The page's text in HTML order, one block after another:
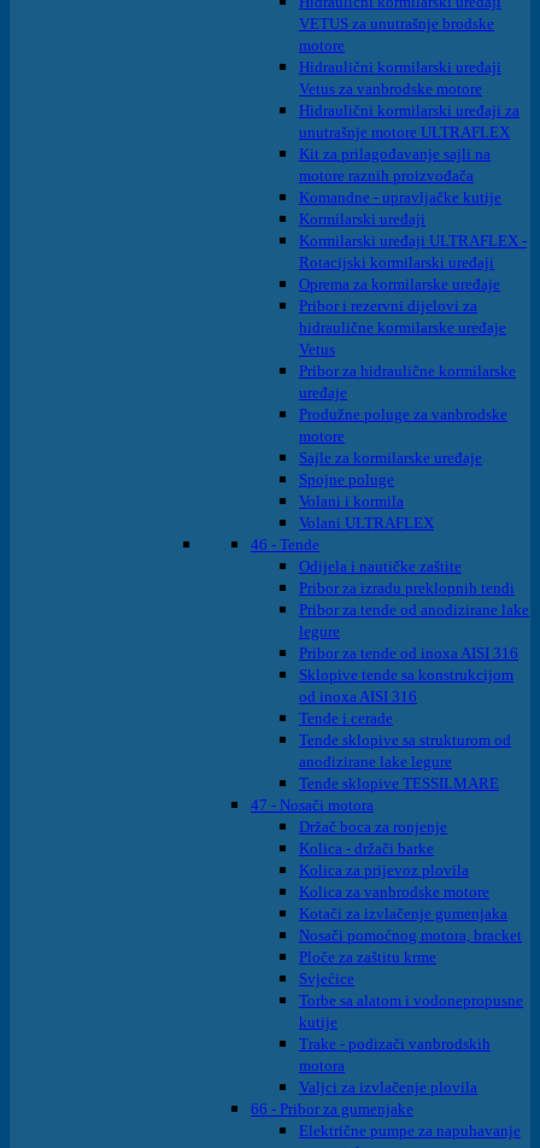
VETUS za unutrašnje brodske
motore
Hidraulični kormilarski uređaji
Vetus za vanbrodske motore
Hidraulični kormilarski uređaji za
unutrašnje motore ULTRAFLEX
Kit za prilagođavanje sajli na
motore raznih proizvođača
Komandne - upravljačke kutije
Kormilarski uređaji
Kormilarski uređaji ULTRAFLEX -
Rotacijski kormilarski uređaji
Oprema za kormilarske uređaje
Pribor i rezervni dijelovi za
hidraulične kormilarske uređaje
Vetus
Pribor za hidraulične kormilarske
uređaje
Produžne poluge za vanbrodske
motore
Sajle za kormilarske uređaje
Spojne poluge
Volani i kormila
Volani ULTRAFLEX
46 - Tende
Odijela i nautičke zaštite
Pribor za izradu preklopnih tendi
Pribor za tende od anodizirane lake
legure
Pribor za tende od inoxa AISI 316
Sklopive tende sa konstrukcijom
od inoxa AISI 316
Tende i cerade
Tende sklopive sa strukturom od
anodizirane lake legure
Tende sklopive TESSILMARE
47 - Nosači motora
Držač boca za ronjenje
Kolica - držači barke
Kolica za prijevoz plovila
Kolica za vanbrodske motore
Kotači za izvlačenje gumenjaka
Nosači pomoćnog motora, bracket
Ploče za zaštitu krme
Svjećice
Torbe sa alatom i vodonepropusne
kutije
Trake - podizači vanbrodskih
motora
Valjci za izvlačenje plovila
66 - Pribor za gumenjake
Električne pumpe za napuhavanje